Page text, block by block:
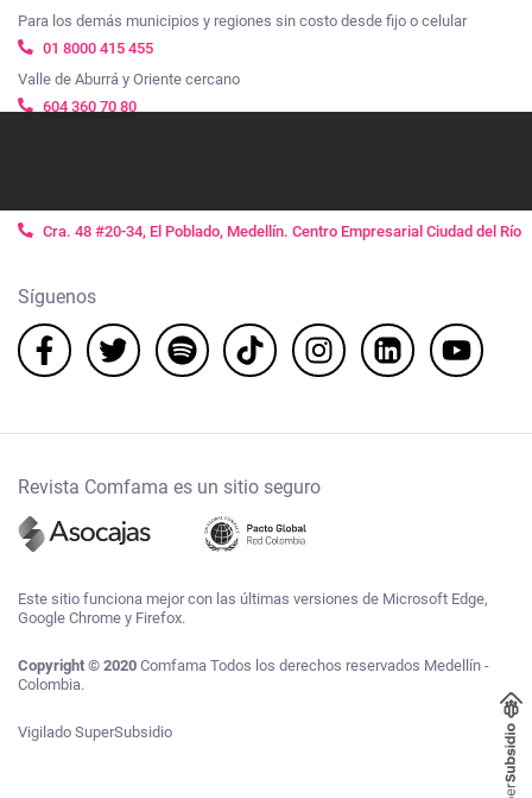
Para los demás municipios y regiones sin costo desde fijo o celular
01 8000 415 455
Valle de Aburrá y Oriente cercano
604 360 70 80
Cra. 48 #20-34, El Poblado, Medellín. Centro Empresarial Ciudad del Río
Síguenos
Revista Comfama es un sitio seguro
Este sitio funciona mejor con las últimas versiones de Microsoft Edge,
Google Chrome y Firefox.
Copyright © 2020 Comfama Todos los derechos reservados Medellín -
Colombia.
Vigilado SuperSubsidio